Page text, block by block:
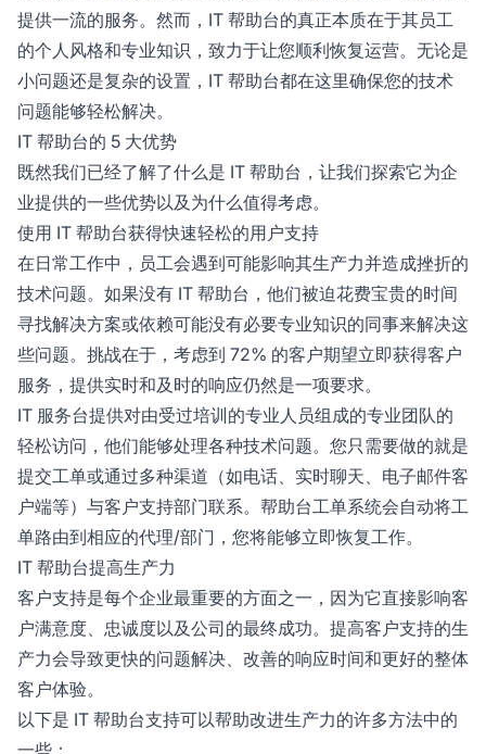
提供一流的服务。然而，IT 帮助台的真正本质在于其员工
的个人风格和专业知识，致力于让您顺利恢复运营。无论是
小问题还是复杂的设置，IT 帮助台都在这里确保您的技术
问题能够轻松解决。
IT 帮助台的 5 大优势
既然我们已经了解了什么是 IT 帮助台，让我们探索它为企
业提供的一些优势以及为什么值得考虑。
使用 IT 帮助台获得快速轻松的用户支持
在日常工作中，员工会遇到可能影响其生产力并造成挫折的
技术问题。如果没有 IT 帮助台，他们被迫花费宝贵的时间
寻找解决方案或依赖可能没有必要专业知识的同事来解决这
些问题。挑战在于，考虑到 72% 的客户期望立即获得客户
服务，提供实时和及时的响应仍然是一项要求。
IT 服务台提供对由受过培训的专业人员组成的专业团队的
轻松访问，他们能够处理各种技术问题。您只需要做的就是
提交工单或通过多种渠道（如电话、实时聊天、电子邮件客
户端等）与客户支持部门联系。帮助台工单系统会自动将工
单路由到相应的代理/部门，您将能够立即恢复工作。
IT 帮助台提高生产力
客户支持是每个企业最重要的方面之一，因为它直接影响客
户满意度、忠诚度以及公司的最终成功。提高客户支持的生
产力会导致更快的问题解决、改善的响应时间和更好的整体
客户体验。
以下是 IT 帮助台支持可以帮助改进生产力的许多方法中的
一些：